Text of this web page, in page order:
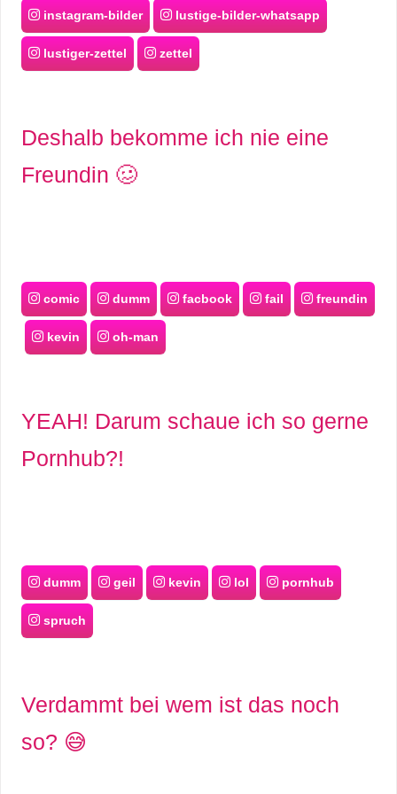
S
S
instagram-bilder lustige-bilder-whatsapp
lustiger-zettel zettel
Deshalb bekomme ich nie eine
Freundin 🥴
comic dumm facbook fail freundin
kevin oh-man
YEAH! Darum schaue ich so gerne
Pornhub?!
dumm geil kevin lol pornhub
spruch
Verdammt bei wem ist das noch
so? 😅